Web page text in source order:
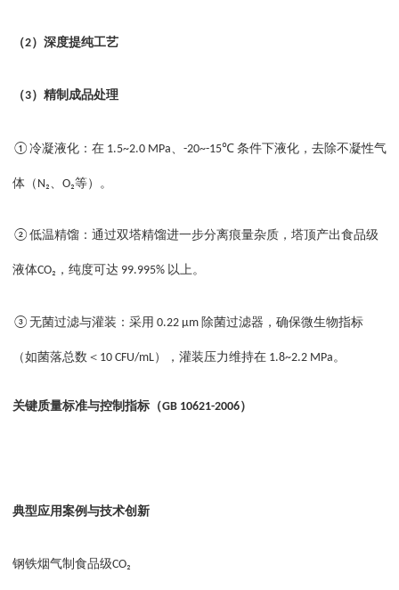
（2） 深度提纯工艺
（3） 精制成品处理
① 冷凝液化：在 1.5~2.0 MPa -20~-15℃ 条件下液化，去除不凝性气
体（ N₂ O₂等）。
② 低温精馏：通过双塔精馏进一步分离痕量杂质，塔顶产出食品级
液体CO₂ ，纯度可达 99.995% 以上。
③ 无菌过滤与灌装：采用 0.22 μm 除菌过滤器，确保微生物指标
（如菌落总数＜ 10 CFU/mL），灌装压力维持在 1.8~2.2 MPa 。
关键质量标准与控制指标（GB 10621-2006）
典型应用案例与技术创新
钢铁烟气制食品级CO₂